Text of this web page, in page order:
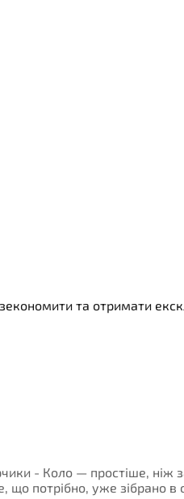
та отримати
- Коло — простіше, ніж
що потрібно, уже зібрано в